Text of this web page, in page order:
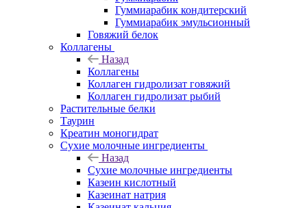
Гуммиарабик кондитерский
Гуммиарабик эмульсионный
Говяжий белок
Коллагены
Назад
Коллагены
Коллаген гидролизат говяжий
Коллаген гидролизат рыбий
Растительные белки
Таурин
Креатин моногидрат
Сухие молочные ингредиенты
Назад
Сухие молочные ингредиенты
Казеин кислотный
Казеинат натрия